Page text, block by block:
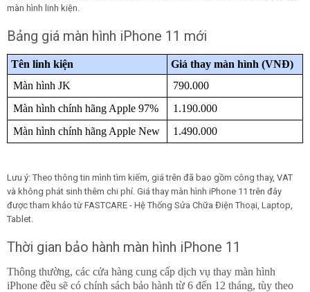
màn hình linh kiện.
Bảng giá màn hình iPhone 11 mới
Tên linh kiện
Giá thay màn hình (VNĐ)
Màn hình JK
790.000
Màn hình chính hãng Apple 97%
1.190.000
Màn hình chính hãng Apple New
1.490.000
Lưu ý: Theo thông tin mình tìm kiếm, giá trên đã bao gồm công thay, VAT
và không phát sinh thêm chi phí. Giá thay màn hình iPhone 11 trên đây
được tham khảo từ FASTCARE - Hệ Thống Sửa Chữa Điện Thoại, Laptop,
Tablet.
Thời gian bảo hành màn hình iPhone 11
Thông thường, các cửa hàng cung cấp dịch vụ thay màn hình
iPhone đều sẽ có chính sách bảo hành từ 6 đến 12 tháng, tùy theo